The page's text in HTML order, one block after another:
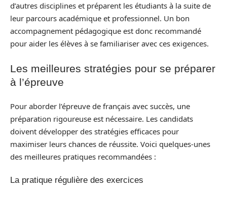
d’autres disciplines et préparent les étudiants à la suite de
leur parcours académique et professionnel. Un bon
accompagnement pédagogique est donc recommandé
pour aider les élèves à se familiariser avec ces exigences.
Les meilleures stratégies pour se préparer
à l’épreuve
Pour aborder l’épreuve de français avec succès, une
préparation rigoureuse est nécessaire. Les candidats
doivent développer des stratégies efficaces pour
maximiser leurs chances de réussite. Voici quelques-unes
des meilleures pratiques recommandées :
La pratique régulière des exercices